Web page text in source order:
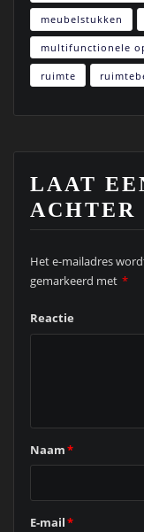
meubelstukken
multifunctionele
ruimte
LAAT
ACHTER
Het e-mailadres
gemarkeerd met *
Reactie
Naam*
E-mail*